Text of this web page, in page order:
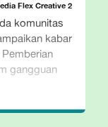
Flex Creative 2
komunitas
kabar
gangguan